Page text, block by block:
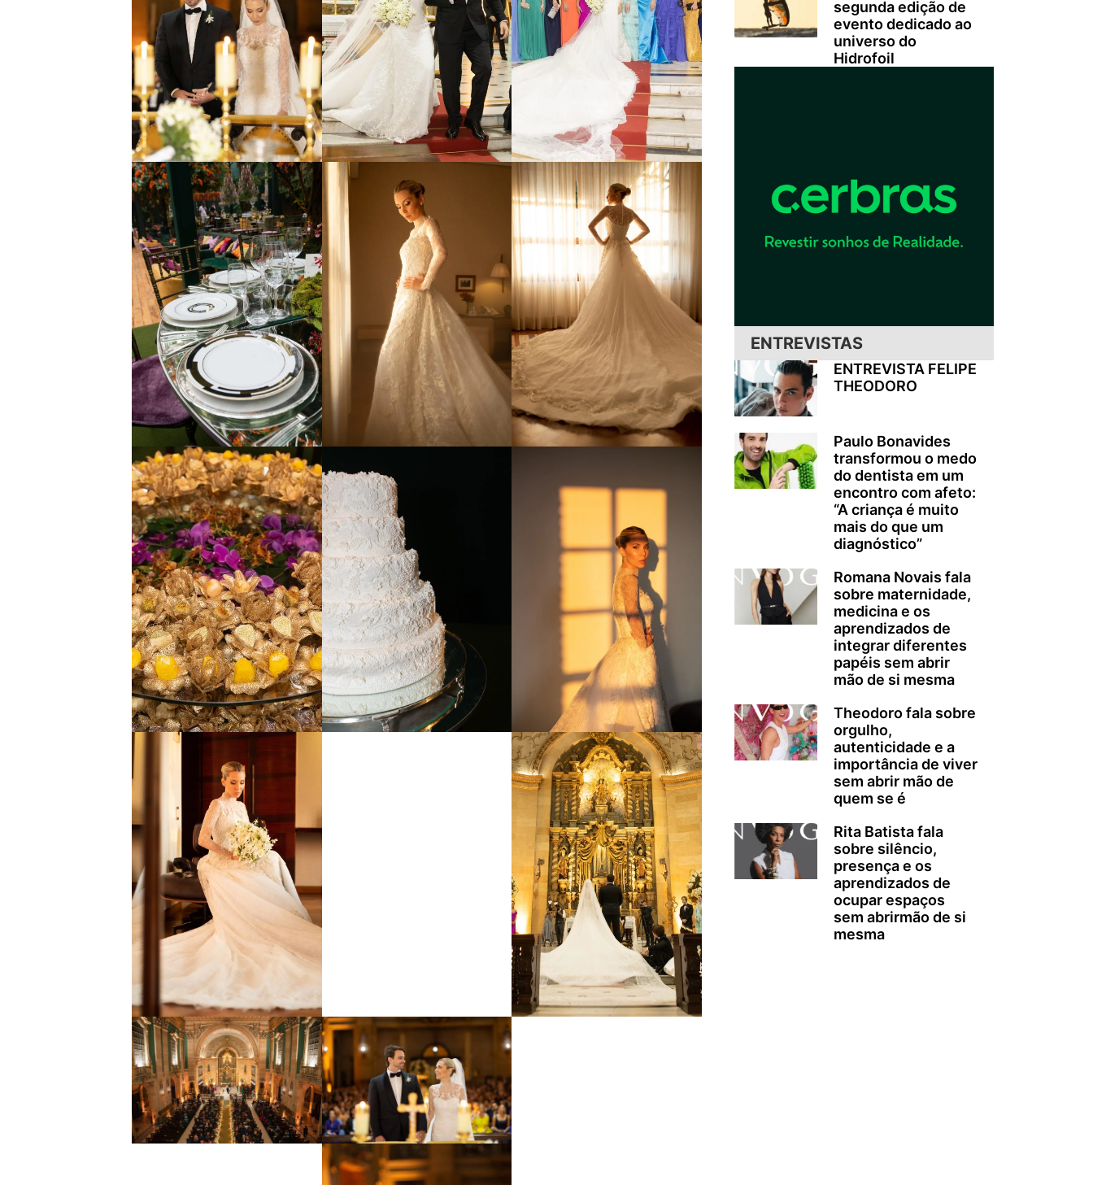
segunda edição de
evento dedicado ao
universo do
Hidrofoil
ENTREVISTAS
ENTREVISTA FELIPE
THEODORO
Paulo Bonavides
transformou o medo
do dentista em um
encontro com afeto:
“A criança é muito
mais do que um
diagnóstico”
Romana Novais fala
sobre maternidade,
medicina e os
aprendizados de
integrar diferentes
papéis sem abrir
mão de si mesma
Theodoro fala sobre
orgulho,
autenticidade e a
importância de viver
sem abrir mão de
quem se é
Rita Batista fala
sobre silêncio,
presença e os
aprendizados de
ocupar espaços
sem abrirmão de si
mesma